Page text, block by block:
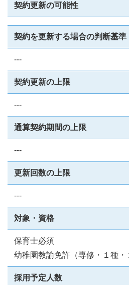
契約更新の可能性
契約を更新する場合の判断基準
---
契約更新の上限
---
通算契約期間の上限
---
更新回数の上限
---
対象・資格
保育士必須
幼稚園教諭免許（専修・１種
採用予定人数